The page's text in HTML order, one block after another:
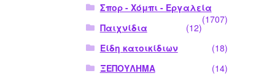
Σπορ - Χόμπι - Εργαλεία
(1707)
Παιχνίδια
(12)
Είδη κατοικίδιων
(18)
ΞΕΠΟΥΛΗΜΑ
(14)